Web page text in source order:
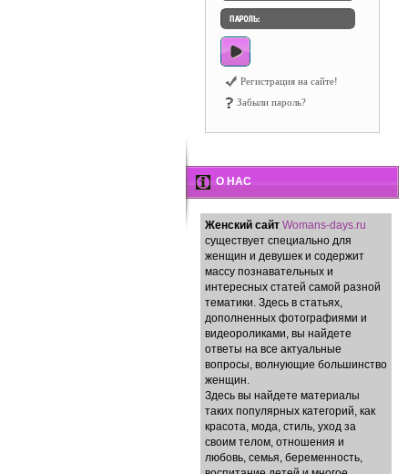
Регистрация на сайте!
Забыли пароль?
О НАС
Женский сайт Womans-days.ru
существует специально для
женщин и девушек и содержит
массу познавательных и
интересных статей самой разной
тематики. Здесь в статьях,
дополненных фотографиями и
видеороликами, вы найдете
ответы на все актуальные
вопросы, волнующие большинство
женщин.
Здесь вы найдете материалы
таких популярных категорий, как
красота, мода, стиль, уход за
своим телом, отношения и
любовь, семья, беременность,